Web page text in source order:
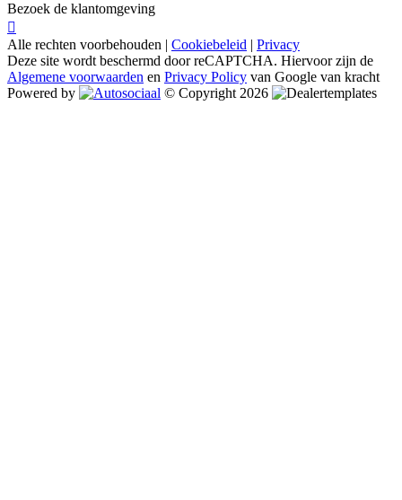
Bezoek de klantomgeving
Alle rechten voorbehouden | Cookiebeleid | Privacy
Deze site wordt beschermd door reCAPTCHA. Hiervoor zijn de
Algemene voorwaarden en Privacy Policy van Google van kracht
Powered by
© Copyright 2026